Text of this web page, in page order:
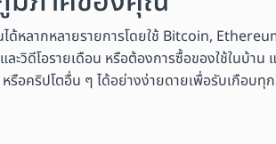
ลากหลายรายการโดยใช้ Bitcoin,
วิดีโอรายเดือน หรือต้องการซื้อของใช้ในบ้าน
อคริปโตอื่น ๆ ได้อย่างง่ายดายเพื่อรับเกือบ